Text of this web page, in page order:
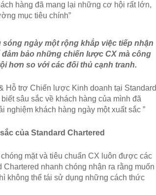
hàng đã mang lại những cơ hội rất lớn,
mục tiêu chính”
ngày một rộng khắp việc tiếp nhận
bảo những chiến lược CX mà công
hơn so với các đối thủ cạnh tranh.
Hỗ trợ Chiến lược Kinh doanh tại Standard
sâu sắc về khách hàng của mình đã
nghiệm khách hàng ngày một xuất sắc ”
của Standard Chartered
mặt và tiêu chuẩn CX luôn được các
nhanh chóng nhận ra rằng muốn
không thể tái sử dụng những cách thức